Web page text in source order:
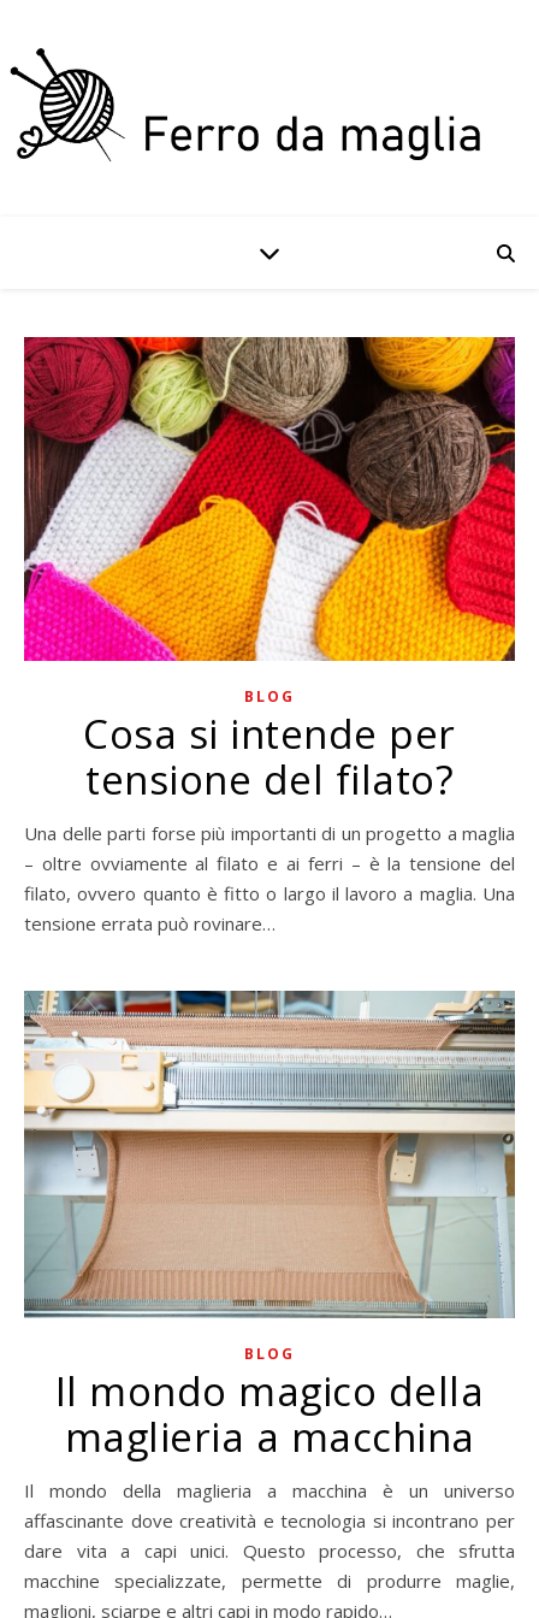
BLOG
Cosa si intende per
tensione del filato?
Una delle parti forse più importanti di un progetto a maglia
– oltre ovviamente al filato e ai ferri – è la tensione del
filato, ovvero quanto è fitto o largo il lavoro a maglia. Una
tensione errata può rovinare…
BLOG
Il mondo magico della
maglieria a macchina
Il mondo della maglieria a macchina è un universo
affascinante dove creatività e tecnologia si incontrano per
dare vita a capi unici. Questo processo, che sfrutta
macchine specializzate, permette di produrre maglie,
maglioni, sciarpe e altri capi in modo rapido…